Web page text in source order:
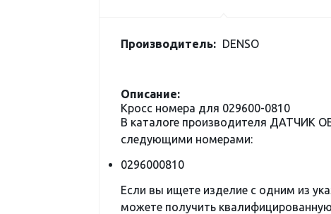
Производитель: DENSO
Описание:
Кросс номера для 029600-0810
В каталоге производителя ДАТЧИК
следующими номерами:
0296000810
Если вы ищете изделие с одним из
можете получить